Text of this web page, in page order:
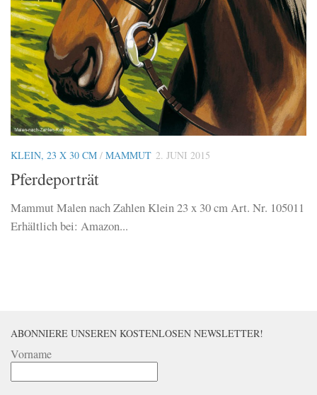
KLEIN, 23 X 30 CM / MAMMUT 2. JUNI 2015
Pferdeporträt
Mammut Malen nach Zahlen Klein 23 x 30 cm Art. Nr. 105011
Erhältlich bei: Amazon...
ABONNIERE UNSEREN KOSTENLOSEN NEWSLETTER!
Vorname